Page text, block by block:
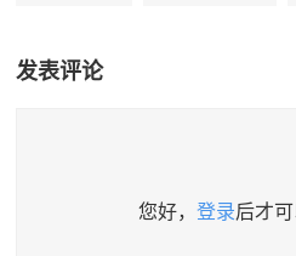
发表评论
您好， 登录后才可